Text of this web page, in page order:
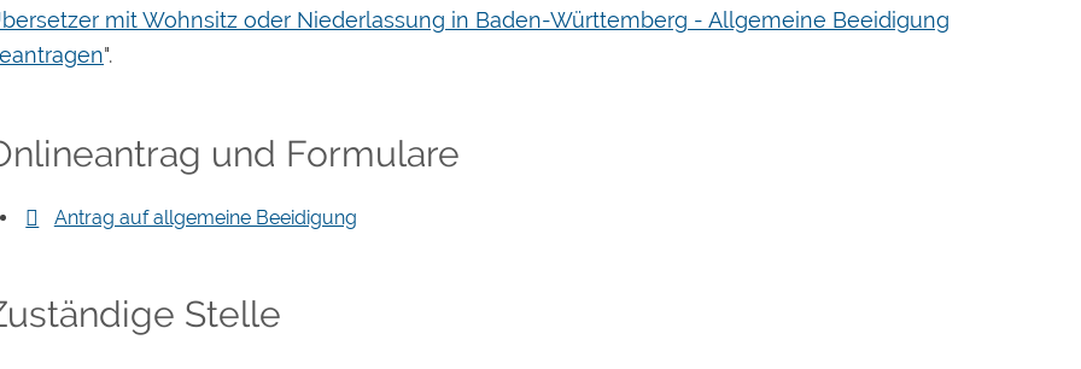
mit Wohnsitz oder Niederlassung in Baden-Württemberg - Allgemeine Beeidigung
".
und Formulare
Antrag auf allgemeine Beeidigung
Stelle